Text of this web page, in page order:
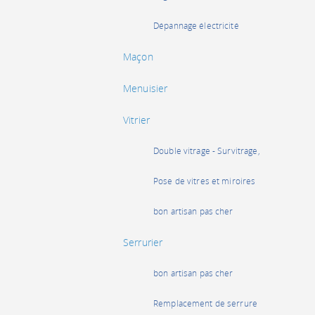
Dépannage électricité
Maçon
Menuisier
Vitrier
Double vitrage - Survitrage,
Pose de vitres et miroires
bon artisan pas cher
Serrurier
bon artisan pas cher
Remplacement de serrure